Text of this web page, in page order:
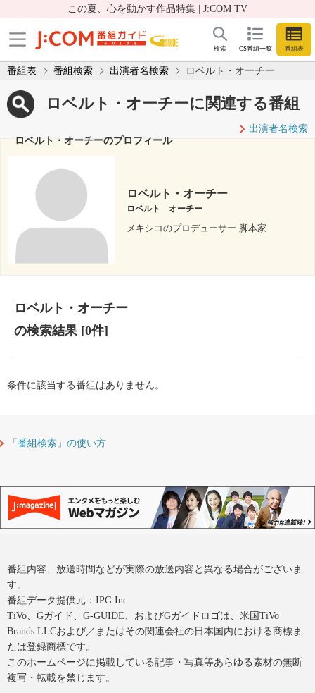
この夏、心を動かす作品特集 | J:COM TV
CS番組一覧 番組表
検索
番組表 番組検索 出演者名検索 ロベルト・オーチー
ロベルト・オーチーに関連する番組
出演者名検索
ロベルト・オーチーのプロフィール
ロベルト・オーチー
ロベルト オーチー
メキシコのプロデューサー 脚本家
ロベルト・オーチー
の検索結果[0件]
条件に該当する番組はありません。
「番組検索」の使い方
番組内容、放送時間などが実際の放送内容と異なる場合がございま
す。
番組データ提供元：IPG Inc.
TiVo、Gガイド、G-GUIDE、およびGガイドロゴは、米国TiVo
Brands LLCおよび／またはその関連会社の日本国内における商標ま
たは登録商標です。
このホームページに掲載している記事・写真等あらゆる素材の無断
複写・転載を禁じます。